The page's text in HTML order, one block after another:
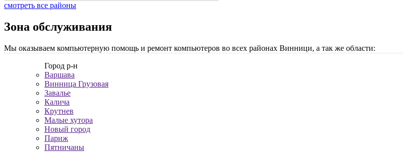
смотреть все районы
Зона обслуживания
Мы оказываем компьютерную помощь и ремонт компьютеров во всех районах Винници, а так же области:
Город р-н
Варшава
Винница Грузовая
Завалье
Калича
Крутнев
Малые хутора
Новый город
Париж
Пятничаны